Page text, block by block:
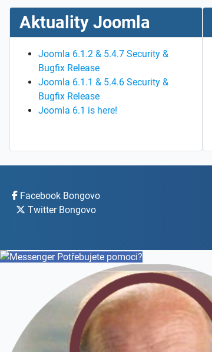
Aktuality Joomla
Joomla 6.1.2 & 5.4.7 Security &
Bugfix Release
Joomla 6.1.1 & 5.4.6 Security &
Bugfix Release
Joomla 6.1 is here!
Facebook Bongovo
Twitter Bongovo
Potřebujete pomoci?